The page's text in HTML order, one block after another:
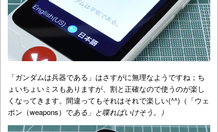
「ガンダムは兵器である」はさすがに無理なようですね；ち
ょいちょいミスもありますが、割と正確なので使うのが楽し
くなってきます。間違ってもそれはそれで楽しい(^^)（「ウェ
ポン（weapons）である」と喋ればいけそう。）